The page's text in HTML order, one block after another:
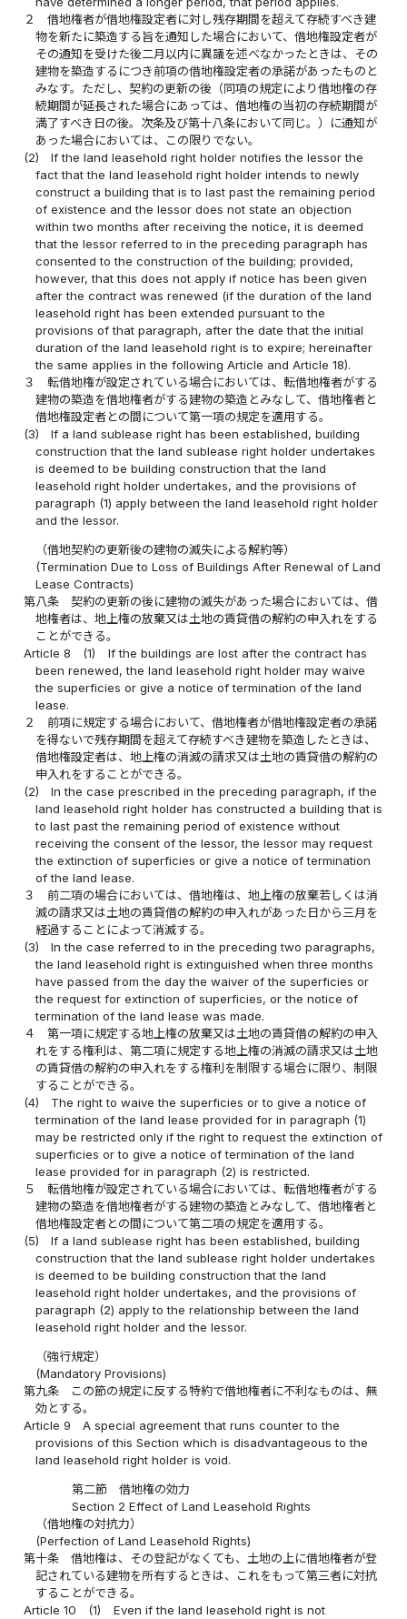
２
借地権者が借地権設定者に対し残存期間を超えて存続すべき建
物を新たに築造する旨を通知した場合において、借地権設定者が
その通知を受けた後二月以内に異議を述べなかったときは、その
建物を築造するにつき前項の借地権設定者の承諾があったものと
みなす。ただし、契約の更新の後（同項の規定により借地権の存
続期間が延長された場合にあっては、借地権の当初の存続期間が
満了すべき日の後。次条及び第十八条において同じ。）に通知が
あった場合においては、この限りでない。
(2)
If the land leasehold right holder notifies the lessor the
fact that the land leasehold right holder intends to newly
construct a building that is to last past the remaining period
of existence and the lessor does not state an objection
within two months after receiving the notice, it is deemed
that the lessor referred to in the preceding paragraph has
consented to the construction of the building; provided,
however, that this does not apply if notice has been given
after the contract was renewed (if the duration of the land
leasehold right has been extended pursuant to the
provisions of that paragraph, after the date that the initial
duration of the land leasehold right is to expire; hereinafter
the same applies in the following Article and Article 18).
３
転借地権が設定されている場合においては、転借地権者がする
建物の築造を借地権者がする建物の築造とみなして、借地権者と
借地権設定者との間について第一項の規定を適用する。
(3)
If a land sublease right has been established, building
construction that the land sublease right holder undertakes
is deemed to be building construction that the land
leasehold right holder undertakes, and the provisions of
paragraph (1) apply between the land leasehold right holder
and the lessor.
（借地契約の更新後の建物の滅失による解約等）
(Termination Due to Loss of Buildings After Renewal of Land
Lease Contracts)
第八条
契約の更新の後に建物の滅失があった場合においては、借
地権者は、地上権の放棄又は土地の賃貸借の解約の申入れをする
ことができる。
Article 8
(1)
If the buildings are lost after the contract has
been renewed, the land leasehold right holder may waive
the superficies or give a notice of termination of the land
lease.
２
前項に規定する場合において、借地権者が借地権設定者の承諾
を得ないで残存期間を超えて存続すべき建物を築造したときは、
借地権設定者は、地上権の消滅の請求又は土地の賃貸借の解約の
申入れをすることができる。
(2)
In the case prescribed in the preceding paragraph, if the
land leasehold right holder has constructed a building that is
to last past the remaining period of existence without
receiving the consent of the lessor, the lessor may request
the extinction of superficies or give a notice of termination
of the land lease.
３
前二項の場合においては、借地権は、地上権の放棄若しくは消
滅の請求又は土地の賃貸借の解約の申入れがあった日から三月を
経過することによって消滅する。
(3)
In the case referred to in the preceding two paragraphs,
the land leasehold right is extinguished when three months
have passed from the day the waiver of the superficies or
the request for extinction of superficies, or the notice of
termination of the land lease was made.
４
第一項に規定する地上権の放棄又は土地の賃貸借の解約の申入
れをする権利は、第二項に規定する地上権の消滅の請求又は土地
の賃貸借の解約の申入れをする権利を制限する場合に限り、制限
することができる。
(4)
The right to waive the superficies or to give a notice of
termination of the land lease provided for in paragraph (1)
may be restricted only if the right to request the extinction of
superficies or to give a notice of termination of the land
lease provided for in paragraph (2) is restricted.
５
転借地権が設定されている場合においては、転借地権者がする
建物の築造を借地権者がする建物の築造とみなして、借地権者と
借地権設定者との間について第二項の規定を適用する。
(5)
If a land sublease right has been established, building
construction that the land sublease right holder undertakes
is deemed to be building construction that the land
leasehold right holder undertakes, and the provisions of
paragraph (2) apply to the relationship between the land
leasehold right holder and the lessor.
（強行規定）
(Mandatory Provisions)
第九条
この節の規定に反する特約で借地権者に不利なものは、無
効とする。
Article 9
A special agreement that runs counter to the
provisions of this Section which is disadvantageous to the
land leasehold right holder is void.
第二節 借地権の効力
Section 2 Effect of Land Leasehold Rights
（借地権の対抗力）
(Perfection of Land Leasehold Rights)
第十条
借地権は、その登記がなくても、土地の上に借地権者が登
記されている建物を所有するときは、これをもって第三者に対抗
することができる。
Article 10
(1)
Even if the land leasehold right is not